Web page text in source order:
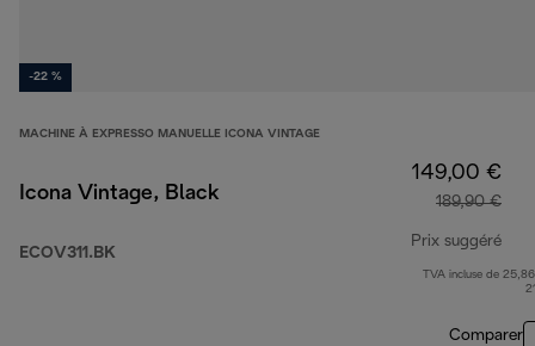
-22 %
MACHINE À EXPRESSO MANUELLE ICONA VINTAGE
Icona Vintage, Black
ECOV311.BK
149,00 €
189,90 €
Prix suggéré
TVA incluse de
Comparer